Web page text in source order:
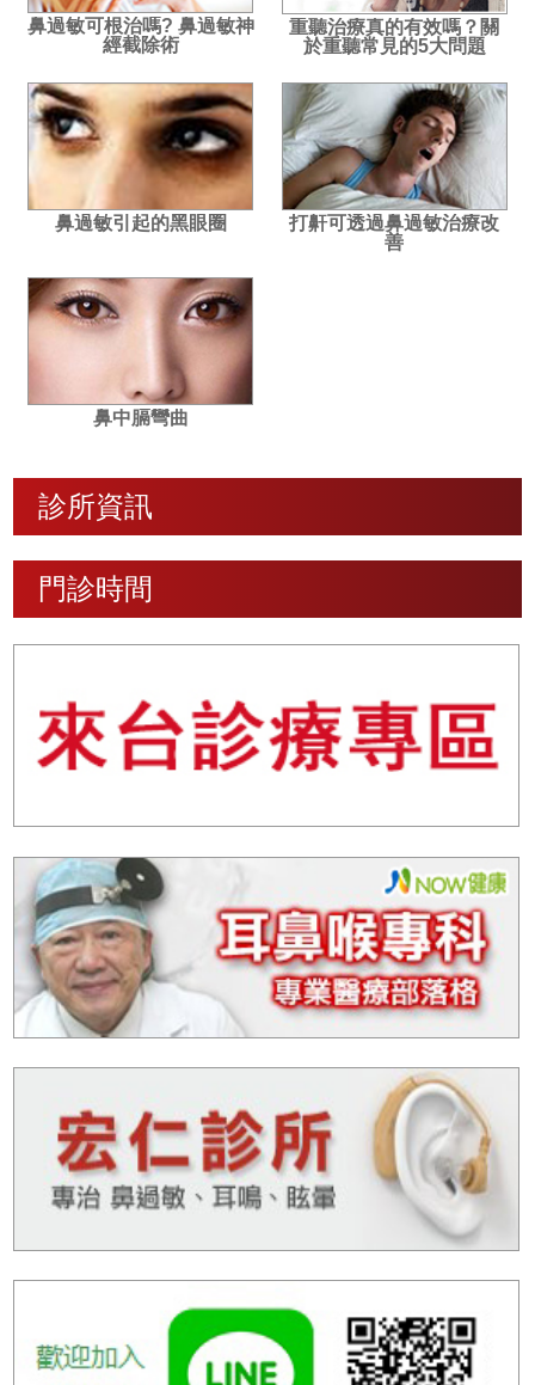
鼻過敏可根治嗎? 鼻過敏神
經截除術
重聽治療真的有效嗎？關
於重聽常見的5大問題
鼻過敏引起的黑眼圈
打鼾可透過鼻過敏治療改
善
鼻中膈彎曲
診所資訊
門診時間